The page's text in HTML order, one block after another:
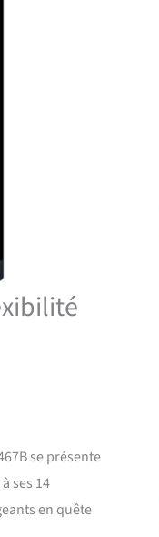
se présente
ses 14
en quête